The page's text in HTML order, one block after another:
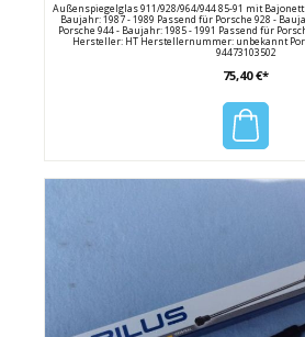
Außenspiegelglas 911/928/964/944 85-91 mit
Baujahr: 1987 - 1989 Passend für Porsche 928 -
Porsche 944 - Baujahr: 1985 - 1991 Passend für
Hersteller: HT Herstellernummer: unbekannt
94473103502
75,40 €*